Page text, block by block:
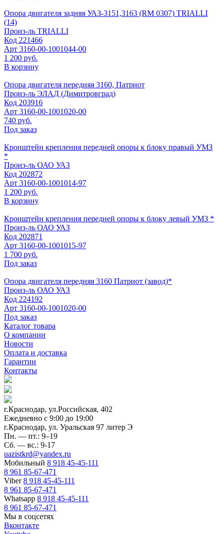
Опора двигателя задняя УАЗ-3151,3163 (RM 0307) TRIALLI
(14)
Произ-ль TRIALLI
Код 221466
Арт 3160-00-1001044-00
1 200 руб.
В корзину
Опора двигателя передняя 3160, Патриот
Произ-ль ЭЛАД (Димитровград)
Код 203916
Арт 3160-00-1001020-00
740 руб.
Под заказ
Кронштейн крепления передней опоры к блоку правый УМЗ
*
Произ-ль ОАО УАЗ
Код 202872
Арт 3160-00-1001014-97
1 200 руб.
В корзину
Кронштейн крепления передней опоры к блоку левый УМЗ *
Произ-ль ОАО УАЗ
Код 202871
Арт 3160-00-1001015-97
1 700 руб.
Под заказ
Опора двигателя передняя 3160 Патриот (завод)*
Произ-ль ОАО УАЗ
Код 224192
Арт 3160-00-1001020-00
Под заказ
Каталог товара
О компании
Новости
Оплата и доставка
Гарантии
Контакты
г.Краснодар, ул.Российская, 402
Ежедневно c 9:00 до 19:00
г.Краснодар, ул. Уральская 97 литер Э
Пн. — пт.: 9–19
Сб. — вс.: 9-17
uazistkrd@yandex.ru
Мобильный 8 918 45-45-111
8 961 85-67-471
Viber8 918 45-45-111
8 961 85-67-471
Whatsapp 8 918 45-45-111
8 961 85-67-471
Мы в соцсетях
Вконтакте